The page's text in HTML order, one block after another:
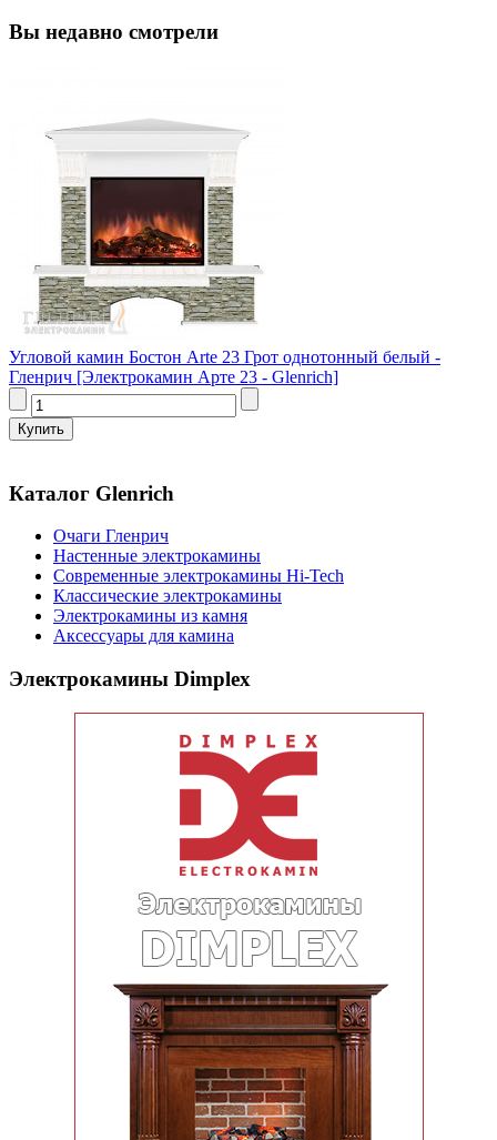
Вы недавно смотрели
Угловой камин Бостон Arte 23 Грот однотонный белый -
Гленрич [Электрокамин Арте 23 - Glenrich]
Каталог Glenrich
Очаги Гленрич
Настенные электрокамины
Современные электрокамины Hi-Tech
Классические электрокамины
Электрокамины из камня
Аксессуары для камина
Электрокамины Dimplex